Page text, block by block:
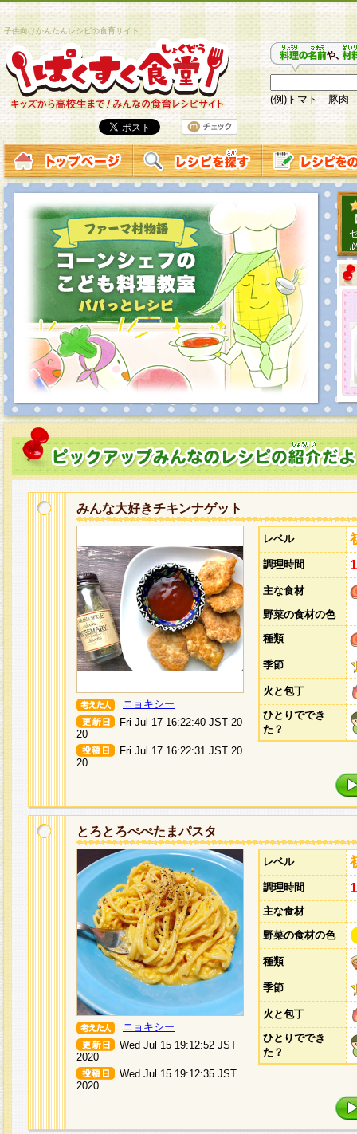
子供向けかんたんレシピの食育サイト
(例)トマト 豚肉
みんな大好きチキンナゲット
ニョキシー
Fri Jul 17 16:22:40 JST 20
20
Fri Jul 17 16:22:31 JST 20
20
レベル
調理時間
主な食材
野菜の食材の色
種類
季節
火と包丁
ひとりででき
た？
とろとろぺぺたまパスタ
ニョキシー
Wed Jul 15 19:12:52 JST
2020
Wed Jul 15 19:12:35 JST
2020
レベル
調理時間
主な食材
野菜の食材の色
種類
季節
火と包丁
ひとりででき
た？